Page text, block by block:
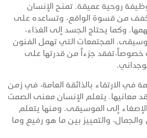
روحية عميقة. تمنح الإنسان
من قسوة الواقع، وتساعده على
وكما يحتاج الجسد إلى الغذاء،
المجتمعات التي تهمل الفنون
جزءاً من قدرتها على
في الارتقاء بالذائقة العامة، في زمن
معانيها. يتعلم الإنسان معنى الصمت
إلى الموسيقى. ومنها يتعلم
والتمييز بين ما هو رفيع وما